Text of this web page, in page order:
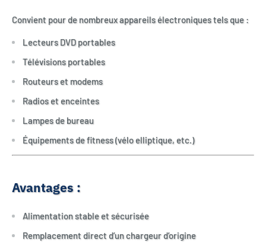
Convient pour de nombreux appareils électroniques tels que :
Lecteurs DVD portables
Télévisions portables
Routeurs et modems
Radios et enceintes
Lampes de bureau
Équipements de fitness (vélo elliptique, etc.)
Avantages :
Alimentation stable et sécurisée
Remplacement direct d’un chargeur d’origine